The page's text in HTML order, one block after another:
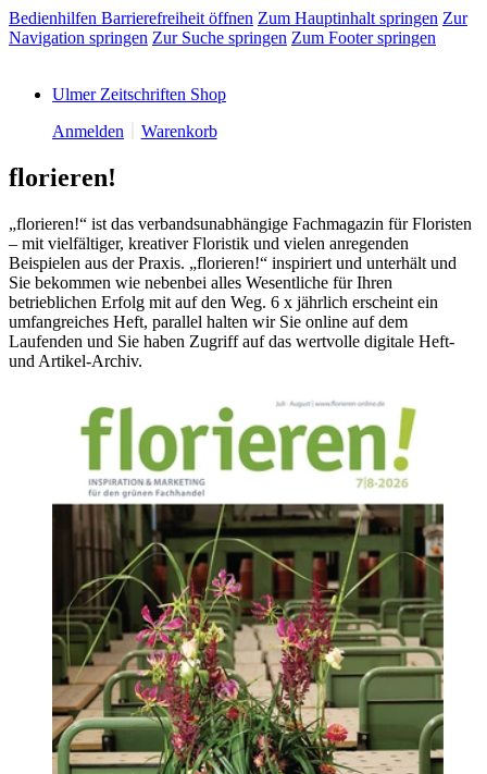
Bedienhilfen Barrierefreiheit öffnen Zum Hauptinhalt springen Zur
Navigation springen Zur Suche springen Zum Footer springen
Ulmer Zeitschriften Shop
Anmelden
Warenkorb
florieren!
„florieren!“ ist das verbandsunabhängige Fachmagazin für Floristen
– mit vielfältiger, kreativer Floristik und vielen anregenden
Beispielen aus der Praxis. „florieren!“ inspiriert und unterhält und
Sie bekommen wie nebenbei alles Wesentliche für Ihren
betrieblichen Erfolg mit auf den Weg. 6 x jährlich erscheint ein
umfangreiches Heft, parallel halten wir Sie online auf dem
Laufenden und Sie haben Zugriff auf das wertvolle digitale Heft-
und Artikel-Archiv.